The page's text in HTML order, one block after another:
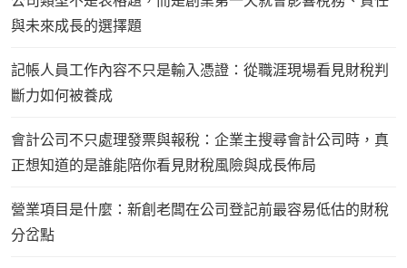
與未來成長的選擇題
記帳人員工作內容不只是輸入憑證：從職涯現場看見財稅判
斷力如何被養成
會計公司不只處理發票與報稅：企業主搜尋會計公司時，真
正想知道的是誰能陪你看見財稅風險與成長佈局
營業項目是什麼：新創老闆在公司登記前最容易低估的財稅
分岔點